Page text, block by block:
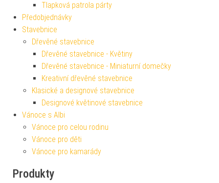
Tlapková patrola párty
Předobjednávky
Stavebnice
Dřevěné stavebnice
Dřevěné stavebnice - Květiny
Dřevěné stavebnice - Miniaturní domečky
Kreativní dřevěné stavebnice
Klasické a designové stavebnice
Designové květinové stavebnice
Vánoce s Albi
Vánoce pro celou rodinu
Vánoce pro děti
Vánoce pro kamarády
Produkty